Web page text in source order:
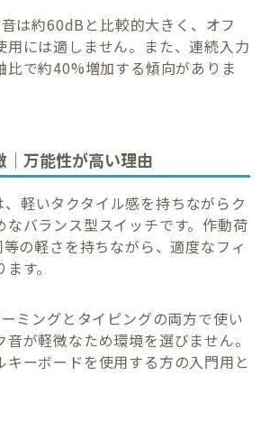
は約60dBと比較的大きく、オフ
用には適しません。また、連続入力
比で約40%増加する傾向がありま
｜万能性が高い理由
軽いタクタイル感を持ちながらク
なバランス型スイッチです。作動荷
の軽さを持ちながら、適度なフィ
す。
ミングとタイピングの両方で使い
が軽微なため環境を選びません。
キーボードを使用する方の入門用と